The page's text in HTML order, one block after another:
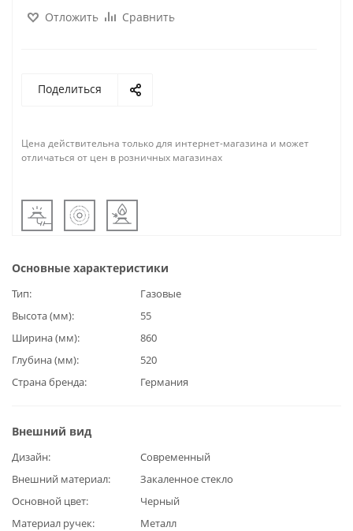
Отложить Сравнить
Поделиться
Цена действительна только для интернет-магазина и может
отличаться от цен в розничных магазинах
Основные характеристики
Тип
Газовые
Высота (мм)
55
Ширина (мм)
860
Глубина (мм)
520
Страна бренда
Германия
Внешний вид
Дизайн
Современный
Внешний материал
Закаленное стекло
Основной цвет
Черный
Материал ручек
Металл